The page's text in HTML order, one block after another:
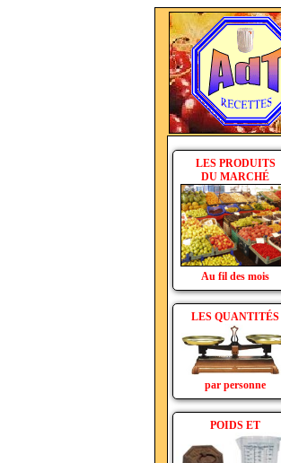
LES PRODUITS
DU MARCHÉ
Au fil des mois
LES QUANTITÉS
par personne
POIDS ET